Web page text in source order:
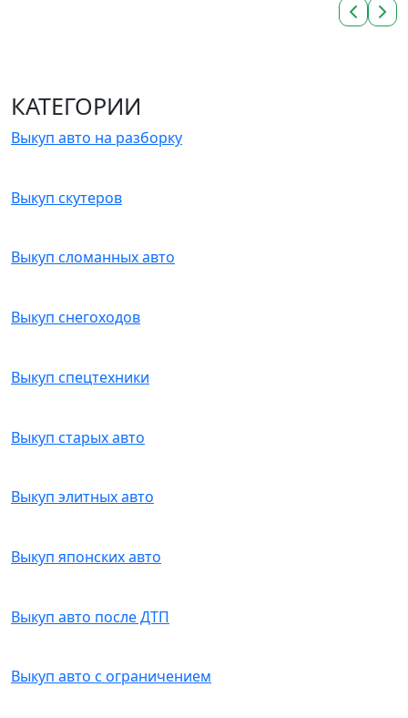
КАТЕГОРИИ
Выкуп авто на разборку
Выкуп скутеров
Выкуп сломанных авто
Выкуп снегоходов
Выкуп спецтехники
Выкуп старых авто
Выкуп элитных авто
Выкуп японских авто
Выкуп авто после ДТП
Выкуп авто с ограничением